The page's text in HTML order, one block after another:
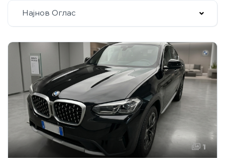
Најнов Оглас
1